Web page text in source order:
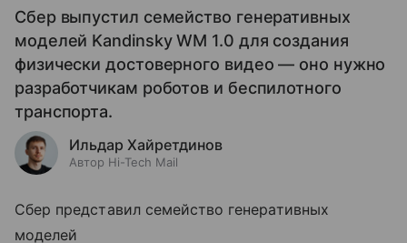
Сбер выпустил семейство генеративных
моделей Kandinsky WM 1.0 для создания
физически достоверного видео — оно нужно
разработчикам роботов и беспилотного
транспорта.
Ильдар Хайретдинов
Автор Hi-Tech Mail
Сбер представил семейство генеративных
моделей